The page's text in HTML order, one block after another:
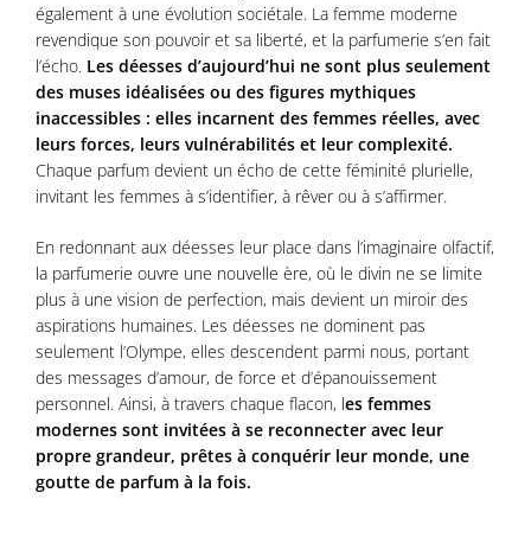
également à une évolution sociétale. La femme moderne
revendique son pouvoir et sa liberté, et la parfumerie s’en fait
l’écho. Les déesses d’aujourd’hui ne sont plus seulement
des muses idéalisées ou des figures mythiques
inaccessibles : elles incarnent des femmes réelles, avec
leurs forces, leurs vulnérabilités et leur complexité.
Chaque parfum devient un écho de cette féminité plurielle,
invitant les femmes à s’identifier, à rêver ou à s’affirmer.
En redonnant aux déesses leur place dans l’imaginaire olfactif,
la parfumerie ouvre une nouvelle ère, où le divin ne se limite
plus à une vision de perfection, mais devient un miroir des
aspirations humaines. Les déesses ne dominent pas
seulement l’Olympe, elles descendent parmi nous, portant
des messages d’amour, de force et d’épanouissement
personnel. Ainsi, à travers chaque flacon, les femmes
modernes sont invitées à se reconnecter avec leur
propre grandeur, prêtes à conquérir leur monde, une
goutte de parfum à la fois.